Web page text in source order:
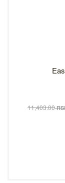
11,403.00